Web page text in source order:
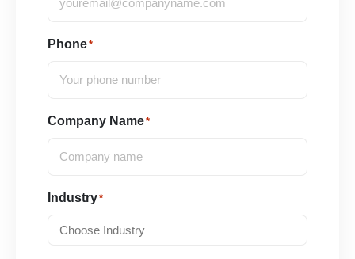
Phone*
Company Name*
Industry*